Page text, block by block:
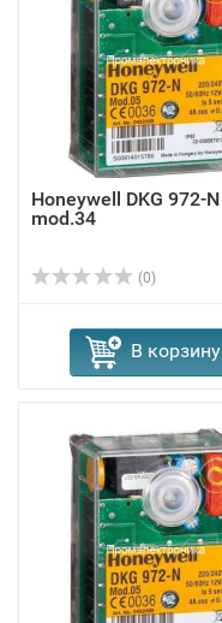
Honeywell DKG 972-N
mod.34
(0)
В корзину